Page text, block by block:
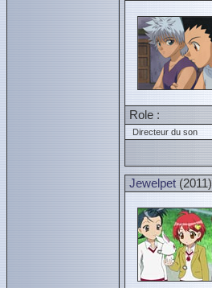
Role :
Directeur du son
Jewelpet (2011)